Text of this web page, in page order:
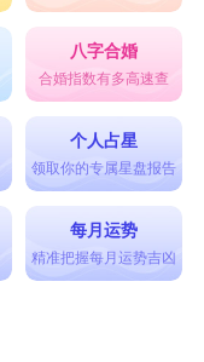
八字合婚
合婚指数有多高速查
个人占星
领取你的专属星盘报告
每月运势
精准把握每月运势吉凶